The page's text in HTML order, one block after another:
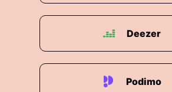
Deezer
Podimo